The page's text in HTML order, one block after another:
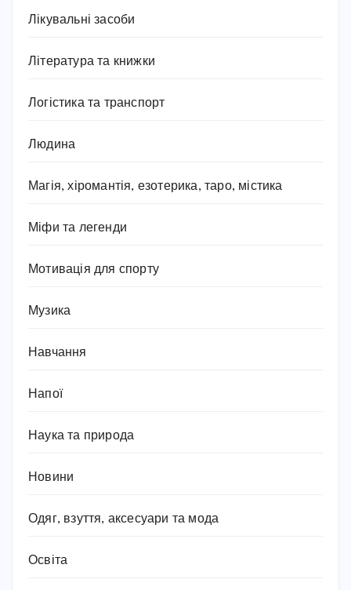
Лікувальні засоби
Література та книжки
Логістика та транспорт
Людина
Магія, хіромантія, езотерика, таро, містика
Міфи та легенди
Мотивація для спорту
Музика
Навчання
Напої
Наука та природа
Новини
Одяг, взуття, аксесуари та мода
Освіта